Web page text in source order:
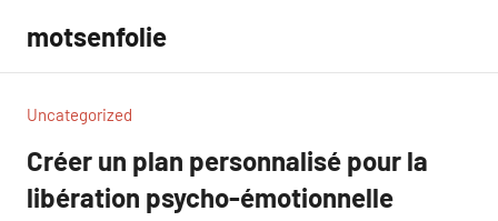
contenu
motsenfolie
Uncategorized
Créer un plan personnalisé pour la
libération psycho-émotionnelle